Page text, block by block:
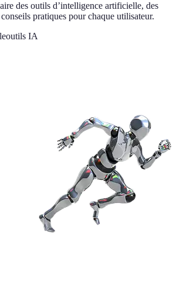
des outils d’intelligence artificielle, des
pratiques pour chaque utilisateur.
outils IA